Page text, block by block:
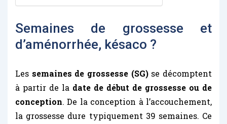
Semaines de grossesse et
d’aménorrhée, késaco ?
Les semaines de grossesse (SG)se décomptent
à partir de la date de début de grossesse ou de
conception. De la conception à l’accouchement,
la grossesse dure typiquement 39 semaines. Ce